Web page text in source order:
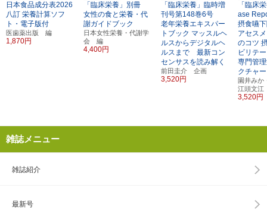
日本食品成分表2026
八訂 栄養計算ソフ
ト・電子版付
医歯薬出版 編
1,870円
「臨床栄養」別冊
女性の食と栄養・代
謝ガイドブック
日本女性栄養・代謝学
会 編
4,400円
「臨床栄養」臨時増
刊号第148巻6号
老年栄養エキスパー
トブック マッスルヘ
ルスからデジタルヘ
ルスまで 最新コン
センサスを読み解く
前田圭介 企画
3,520円
「臨床
ase
摂食嚥
アセス
のコツ
ビリテ
専門管
クチャ
園井みか
江頭文
3,520円
雑誌メニュー
雑誌紹介
最新号